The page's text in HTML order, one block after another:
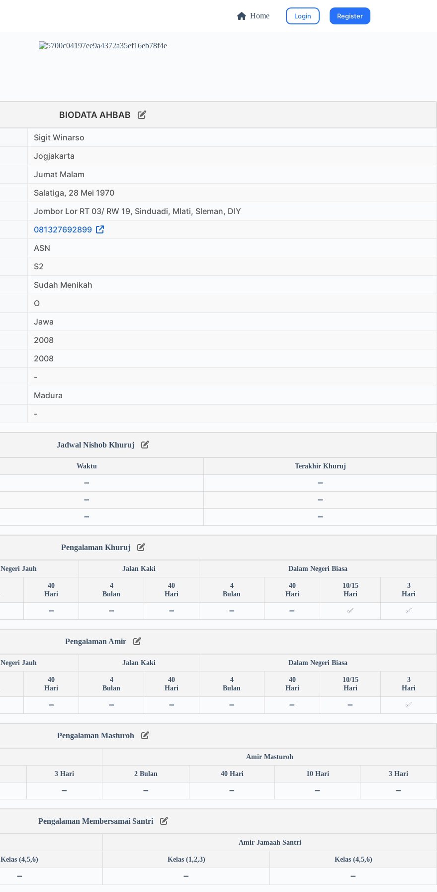
Home Login Register
BIODATA AHBAB
Sigit Winarso
Jogjakarta
Jumat Malam
Salatiga, 28 Mei 1970
Jombor Lor RT 03/ RW 19, Sinduadi, Mlati, Sleman, DIY
081327692899
ASN
S2
Sudah Menikah
O
Jawa
2008
2008
-
Madura
-
Jadwal Nishob Khuruj
Waktu Terakhir Khuruj
➖ ➖
➖ ➖
➖ ➖
Pengalaman Khuruj
Negeri Jauh Jalan Kaki Dalam Negeri Biasa
40
Hari
4
Bulan
40
Hari
4
Bulan
40
Hari
10/15
Hari
3
Hari
➖ ➖ ➖ ➖ ➖ ✅ ✅
Pengalaman Amir
Negeri Jauh Jalan Kaki Dalam Negeri Biasa
40
Hari
4
Bulan
40
Hari
4
Bulan
40
Hari
10/15
Hari
3
Hari
➖ ➖ ➖ ➖ ➖ ➖ ✅
Pengalaman Masturoh
Amir Masturoh
3 Hari 2 Bulan 40 Hari 10 Hari 3 Hari
➖ ➖ ➖ ➖ ➖
Pengalaman Membersamai Santri
Amir Jamaah Santri
Kelas (4,5,6) Kelas (1,2,3) Kelas (4,5,6)
➖ ➖ ➖